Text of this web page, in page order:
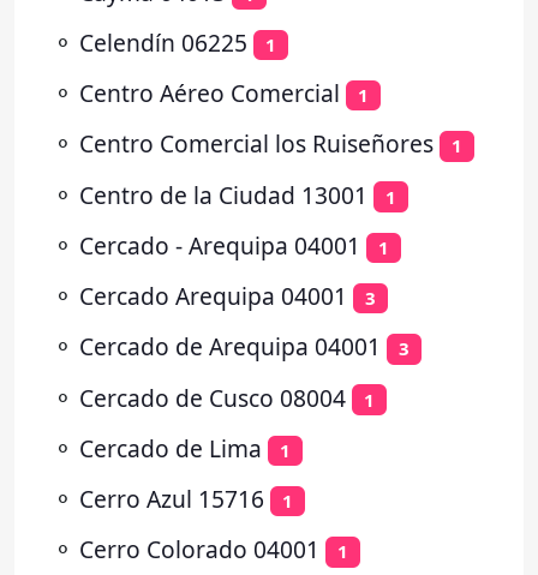
⚬ Celendín 06225 1
⚬ Centro Aéreo Comercial 1
⚬ Centro Comercial los Ruiseñores 1
⚬ Centro de la Ciudad 13001 1
⚬ Cercado - Arequipa 04001 1
⚬ Cercado Arequipa 04001 3
⚬ Cercado de Arequipa 04001 3
⚬ Cercado de Cusco 08004 1
⚬ Cercado de Lima 1
⚬ Cerro Azul 15716 1
⚬ Cerro Colorado 04001 1